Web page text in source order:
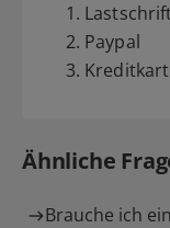
1.
2. Paypal
3.
Ähnliche
Brauche ich